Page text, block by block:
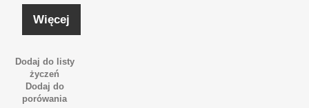
Więcej
Dodaj do listy
życzeń
Dodaj do
porówania